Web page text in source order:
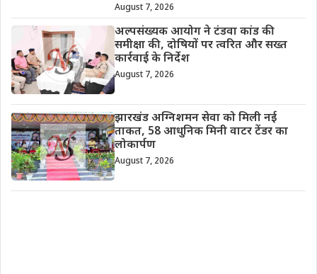
August 7, 2026
अल्पसंख्यक आयोग ने टंडवा कांड की
समीक्षा की, दोषियों पर त्वरित और सख्त
कार्रवाई के निर्देश
August 7, 2026
झारखंड अग्निशमन सेवा को मिली नई
ताकत, 58 आधुनिक मिनी वाटर टेंडर का
लोकार्पण
August 7, 2026